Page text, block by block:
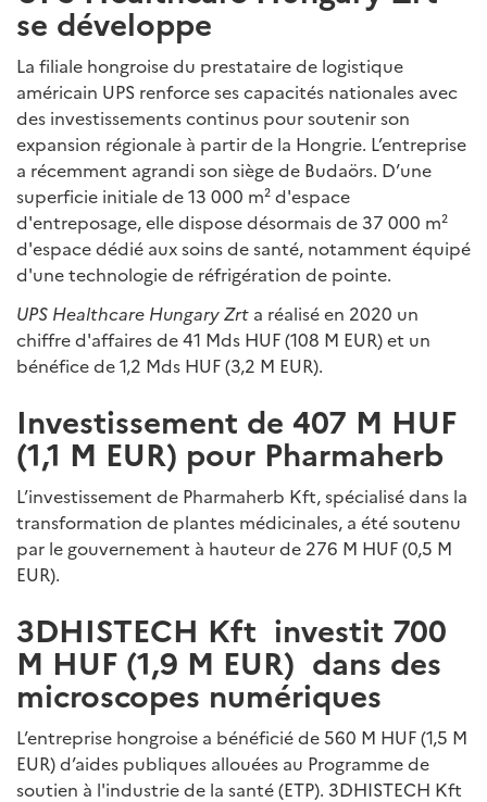
se développe
La filiale hongroise du prestataire de logistique
américain UPS renforce ses capacités nationales avec
des investissements continus pour soutenir son
expansion régionale à partir de la Hongrie. L’entreprise
a récemment agrandi son siège de Budaörs. D’une
superficie initiale de 13 000 m² d'espace
d'entreposage, elle dispose désormais de 37 000 m²
d'espace dédié aux soins de santé, notamment équipé
d'une technologie de réfrigération de pointe.
UPS Healthcare Hungary Zrt a réalisé en 2020 un
chiffre d'affaires de 41 Mds HUF (108 M EUR) et un
bénéfice de 1,2 Mds HUF (3,2 M EUR).
Investissement de 407 M HUF
(1,1 M EUR) pour Pharmaherb
L’investissement de Pharmaherb Kft, spécialisé dans la
transformation de plantes médicinales, a été soutenu
par le gouvernement à hauteur de 276 M HUF (0,5 M
EUR).
3DHISTECH Kft investit 700
M HUF (1,9 M EUR) dans des
microscopes numériques
L’entreprise hongroise a bénéficié de 560 M HUF (1,5 M
EUR) d’aides publiques allouées au Programme de
soutien à l'industrie de la santé (ETP). 3DHISTECH Kft